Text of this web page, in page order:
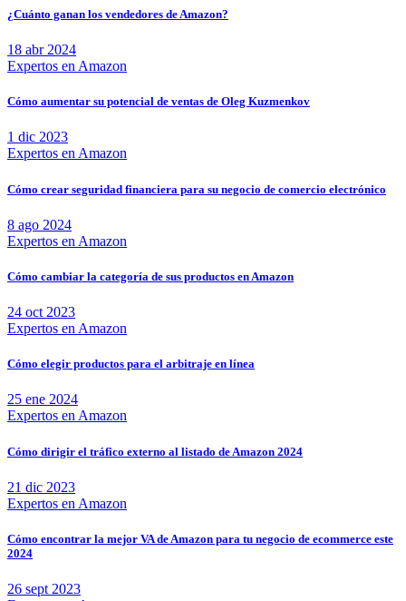
¿Cuánto ganan los vendedores de Amazon?
18 abr 2024
Expertos en Amazon
Cómo aumentar su potencial de ventas de Oleg Kuzmenkov
1 dic 2023
Expertos en Amazon
Cómo crear seguridad financiera para su negocio de comercio electrónico
8 ago 2024
Expertos en Amazon
Cómo cambiar la categoría de sus productos en Amazon
24 oct 2023
Expertos en Amazon
Cómo elegir productos para el arbitraje en línea
25 ene 2024
Expertos en Amazon
Cómo dirigir el tráfico externo al listado de Amazon 2024
21 dic 2023
Expertos en Amazon
Cómo encontrar la mejor VA de Amazon para tu negocio de ecommerce este
2024
26 sept 2023